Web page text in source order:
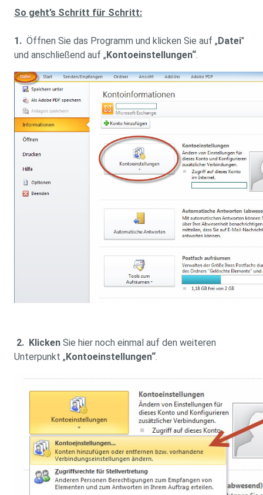
So geht’s Schritt für Schritt:
1. Öffnen Sie das Programm und klicken Sie auf „Datei"
und anschließend auf „Kontoeinstellungen“.
2. Klicken Sie hier noch einmal auf den weiteren
Unterpunkt „Kontoeinstellungen“.